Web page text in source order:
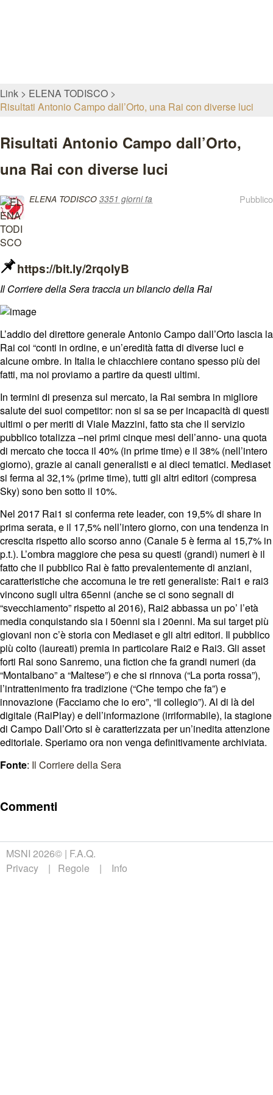
Link
ELENA TODISCO
Risultati Antonio Campo dall’Orto, una Rai con diverse luci
Risultati Antonio Campo dall’Orto,
una Rai con diverse luci
Pubblico
ELENA TODISCO 3351 giorni fa
https://bit.ly/2rqoIyB
Il Corriere della Sera traccia un bilancio della Rai
L’addio del direttore generale Antonio Campo dall’Orto lascia la
Rai coi “conti in ordine, e un’eredità fatta di diverse luci e
alcune ombre. In Italia le chiacchiere contano spesso più dei
fatti, ma noi proviamo a partire da questi ultimi.
In termini di presenza sul mercato, la Rai sembra in migliore
salute dei suoi competitor: non si sa se per incapacità di questi
ultimi o per meriti di Viale Mazzini, fatto sta che il servizio
pubblico totalizza –nei primi cinque mesi dell’anno- una quota
di mercato che tocca il 40% (in prime time) e il 38% (nell’intero
giorno), grazie ai canali generalisti e ai dieci tematici. Mediaset
si ferma al 32,1% (prime time), tutti gli altri editori (compresa
Sky) sono ben sotto il 10%.
Nel 2017 Rai1 si conferma rete leader, con 19,5% di share in
prima serata, e il 17,5% nell’intero giorno, con una tendenza in
crescita rispetto allo scorso anno (Canale 5 è ferma al 15,7% in
p.t.). L’ombra maggiore che pesa su questi (grandi) numeri è il
fatto che il pubblico Rai è fatto prevalentemente di anziani,
caratteristiche che accomuna le tre reti generaliste: Rai1 e rai3
vincono sugli ultra 65enni (anche se ci sono segnali di
“svecchiamento” rispetto al 2016), Rai2 abbassa un po’ l’età
media conquistando sia i 50enni sia i 20enni. Ma sui target più
giovani non c’è storia con Mediaset e gli altri editori. Il pubblico
più colto (laureati) premia in particolare Rai2 e Rai3. Gli asset
forti Rai sono Sanremo, una fiction che fa grandi numeri (da
“Montalbano” a “Maltese”) e che si rinnova (“La porta rossa”),
l’intrattenimento fra tradizione (“Che tempo che fa”) e
innovazione (Facciamo che io ero”, “Il collegio”). Al di là del
digitale (RaiPlay) e dell’informazione (irriformabile), la stagione
di Campo Dall’Orto si è caratterizzata per un’inedita attenzione
editoriale. Speriamo ora non venga definitivamente archiviata.
Fonte: Il Corriere della Sera
Commenti
MSNI 2026© F.A.Q.
Privacy
Regole Info